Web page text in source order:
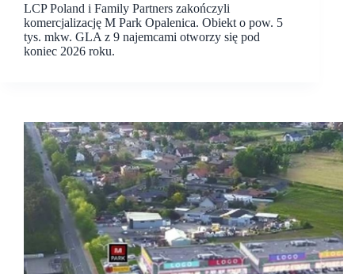
LCP Poland i Family Partners zakończyli
komercjalizację M Park Opalenica. Obiekt o pow. 5
tys. mkw. GLA z 9 najemcami otworzy się pod
koniec 2026 roku.